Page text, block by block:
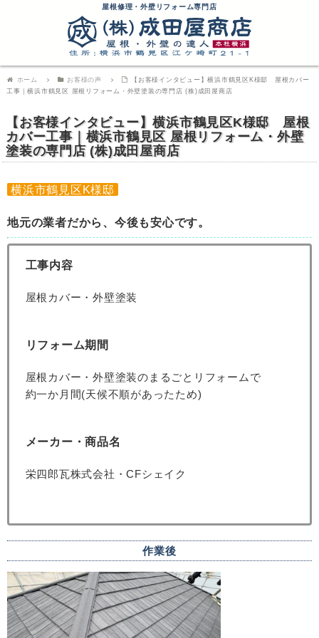
屋根修理・外壁リフォーム専門店
ホーム お客様の声
【お客様インタビュー】横浜市鶴見区K様邸 屋根カバー
工事｜横浜市鶴見区 屋根リフォーム・外壁塗装の専門店 (株)成田屋商店
【お客様インタビュー】横浜市鶴見区K様邸 屋根
カバー工事｜横浜市鶴見区 屋根リフォーム・外壁
塗装の専門店 (株)成田屋商店
横浜市鶴見区K様邸
地元の業者だから、今後も安心です。
工事内容
屋根カバー・外壁塗装
リフォーム期間
屋根カバー・外壁塗装のまるごとリフォームで
約一か月間(天候不順があったため)
メーカー・商品名
栄四郎瓦株式会社・CFシェイク
作業後